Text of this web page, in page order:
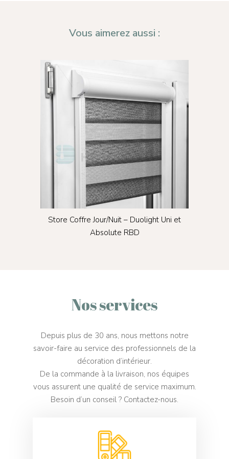
Vous aimerez aussi :
Store Coffre Jour/Nuit – Duolight Uni et
Absolute RBD
Nos services
Depuis plus de 30 ans, nous mettons notre
savoir-faire au service des professionnels de la
décoration d’intérieur.
De la commande à la livraison, nos équipes
vous assurent une qualité de service maximum.
Besoin d’un conseil ? Contactez-nous.